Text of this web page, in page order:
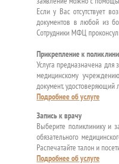
Если у Вас отсутствует
документов в любой из
Сотрудники МФЦ
Прикрепление к
Услуга предназначена
медицинскому
документ, удостоверяющий
Подробнее об услуге
Запись к врачу
Выберите поликлинику и
обязательного
Распечатайте талон и
Подробнее об услуге